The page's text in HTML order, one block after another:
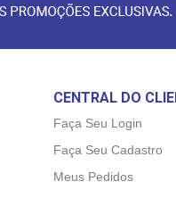
CENTRAL DO
Faça Seu Login
Faça Seu Cadastro
Meus Pedidos